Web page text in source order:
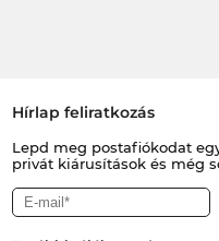
Hírlap feliratkozás
Lepd meg postafiókodat
privát kiárusítások és még